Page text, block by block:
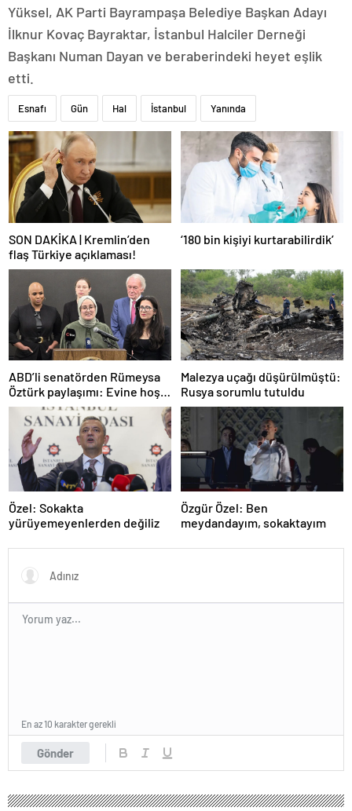
Yüksel, AK Parti Bayrampaşa Belediye Başkan Adayı
İlknur Kovaç Bayraktar, İstanbul Halciler Derneği
Başkanı Numan Dayan ve beraberindeki heyet eşlik
etti.
Esnafı Gün Hal İstanbul Yanında
SON DAKİKA | Kremlin’den
flaş Türkiye açıklaması!
‘180 bin kişiyi kurtarabilirdik’
ABD’li senatörden Rümeysa
Öztürk paylaşımı: Evine hoş
geldin!
Malezya uçağı düşürülmüştü:
Rusya sorumlu tutuldu
Özel: Sokakta
yürüyemeyenlerden değiliz
Özgür Özel: Ben
meydandayım, sokaktayım
Gönder
En az 10 karakter gerekli